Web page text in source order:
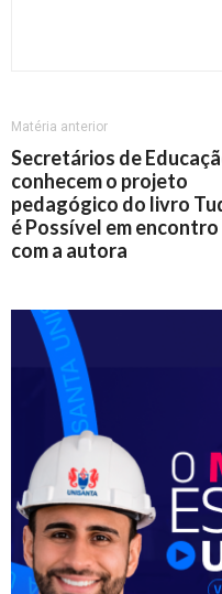
Matéria anterior
Secretários de
conhecem o projeto
pedagógico do livro
é Possível em encontro
com a autora